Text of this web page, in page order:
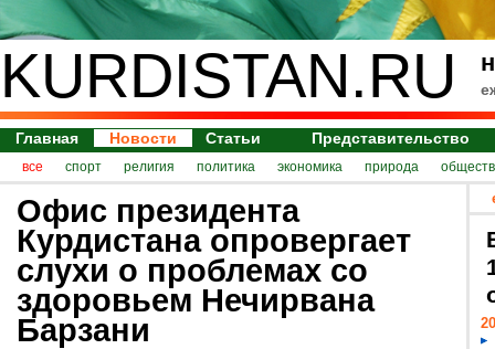
KURDISTAN.RU
Главная Новости Статьи Представительство
все спорт религия политика экономика природа
Офис президента
Курдистана опровергает
слухи о проблемах со
здоровьем Нечирвана
Барзани